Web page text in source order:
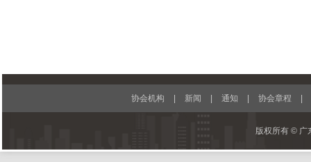
协会机构 新闻 通知 协会章程
版权所有 © 广